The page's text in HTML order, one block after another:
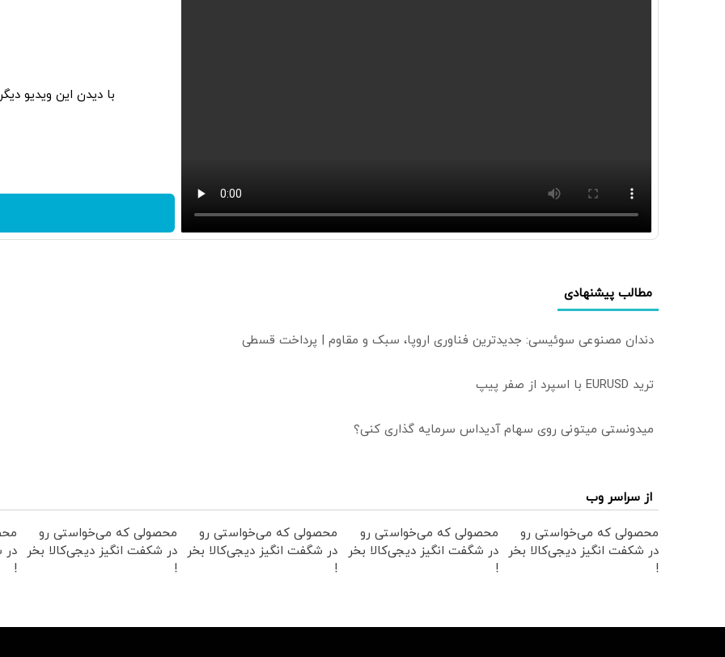
با دیدن این ویدیو
مطالب پیشنهادی
دندان مصنوعی سوئیسی: جدیدترین فناوری اروپا، سبک و مقاوم | پرداخت قسطی
ترید EURUSD با اسپرد از صفر پیپ
میدونستی میتونی روی سهام آدیداس سرمایه گذاری کنی؟
از سراسر وب
محصولی که می‌خواستی رو
در شکفت انگیز دیجی‌کالا بخر
!
محصولی که می‌خواستی رو
در شگفت انگیز دیجی‌کالا بخر
!
محصولی که می‌خواستی رو
در شگفت انگیز دیجی‌کالا بخر
!
محصولی که می‌خواستی رو
در شکفت انگیز دیجی‌کالا بخر
!
در
!